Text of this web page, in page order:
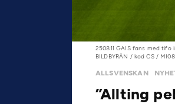
250811 GAIS fans med tifo
BILDBYRÅN / kod CS /
ALLSVENSKAN
”Allting